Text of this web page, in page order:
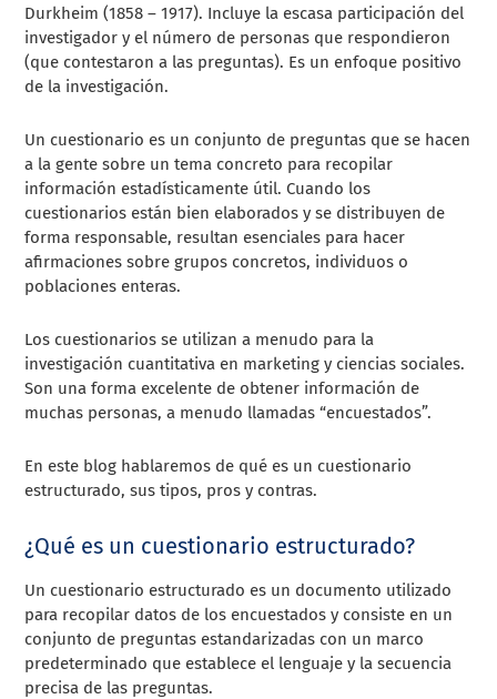
Durkheim (1858 – 1917). Incluye la escasa participación del
investigador y el número de personas que respondieron
(que contestaron a las preguntas). Es un enfoque positivo
de la investigación.
Un cuestionario es un conjunto de preguntas que se hacen
a la gente sobre un tema concreto para recopilar
información estadísticamente útil. Cuando los
cuestionarios están bien elaborados y se distribuyen de
forma responsable, resultan esenciales para hacer
afirmaciones sobre grupos concretos, individuos o
poblaciones enteras.
Los cuestionarios se utilizan a menudo para la
investigación cuantitativa en marketing y ciencias sociales.
Son una forma excelente de obtener información de
muchas personas, a menudo llamadas “encuestados”.
En este blog hablaremos de qué es un cuestionario
estructurado, sus tipos, pros y contras.
¿Qué es un cuestionario estructurado?
Un cuestionario estructurado es un documento utilizado
para recopilar datos de los encuestados y consiste en un
conjunto de preguntas estandarizadas con un marco
predeterminado que establece el lenguaje y la secuencia
precisa de las preguntas.